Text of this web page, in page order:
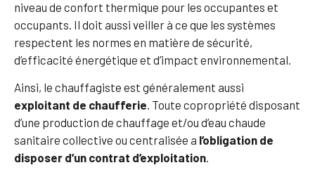
niveau de confort thermique pour les occupantes et
occupants. Il doit aussi veiller à ce que les systèmes
respectent les normes en matière de sécurité,
d’efficacité énergétique et d’impact environnemental.
Ainsi, le chauffagiste est généralement aussi
exploitant de chaufferie . Toute copropriété disposant
d’une production de chauffage et/ou d’eau chaude
sanitaire collective ou centralisée a l’obligation de
disposer d’un contrat d’exploitation